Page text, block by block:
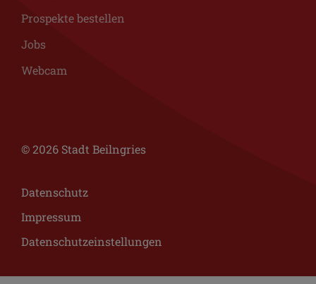
Prospekte bestellen
Jobs
Webcam
© 2026 Stadt Beilngries
Datenschutz
Impressum
Datenschutzeinstellungen